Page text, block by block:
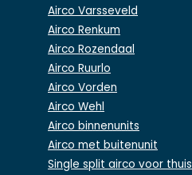
Airco Varsseveld
Airco Renkum
Airco Rozendaal
Airco Ruurlo
Airco Vorden
Airco Wehl
Airco binnenunits
Airco met buitenunit
Single split airco voor thuis